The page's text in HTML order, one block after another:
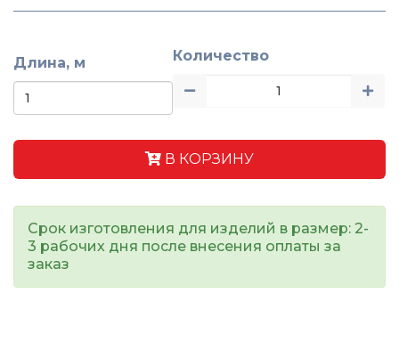
Длина, м Количество
В КОРЗИНУ
Срок изготовления для изделий в размер: 2-
3 рабочих дня после внесения оплаты за
заказ